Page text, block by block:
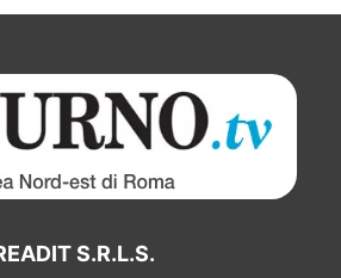
S.R.L.S.